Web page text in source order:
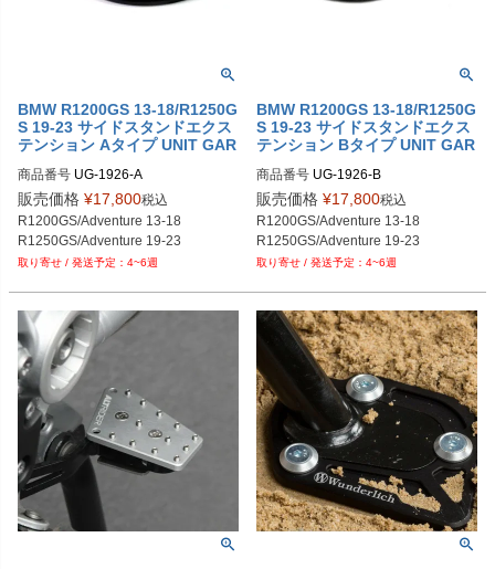
BMW R1200GS 13-18/R1250G
S 19-23 サイドスタンドエクス
テンション Aタイプ UNIT GAR
商品番号 UG-1926-A
1926_A
メーカー型番：1926
販売価格 ¥17,800税込
R1200GS/Adventure 13-18
R1250GS/Adventure 19-23
4~6週
BMW R1200GS 13-18/R1250G
S 19-23 サイドスタンドエクス
テンション Bタイプ UNIT GAR
商品番号 UG-1926-B
1926_B
メーカー型番：1926
販売価格 ¥17,800税込
R1200GS/Adventure 13-18
R1250GS/Adventure 19-23
4~6週